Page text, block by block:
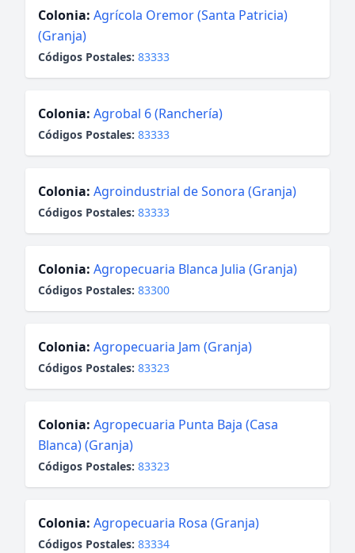
Colonia: Agrícola Oremor (Santa Patricia)
(Granja)
Códigos Postales: 83333
Colonia: Agrobal 6 (Ranchería)
Códigos Postales: 83333
Colonia: Agroindustrial de Sonora (Granja)
Códigos Postales: 83333
Colonia: Agropecuaria Blanca Julia (Granja)
Códigos Postales: 83300
Colonia: Agropecuaria Jam (Granja)
Códigos Postales: 83323
Colonia: Agropecuaria Punta Baja (Casa
Blanca) (Granja)
Códigos Postales: 83323
Colonia: Agropecuaria Rosa (Granja)
Códigos Postales: 83334